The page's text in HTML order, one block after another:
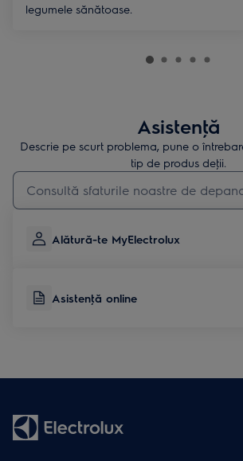
legumele sănătoase.
Asistenţă
Descrie pe scurt problema, pune o
tip de produs deţii.
Type to search for support articles
Alătură-te MyElectrolux
Asistenţă online